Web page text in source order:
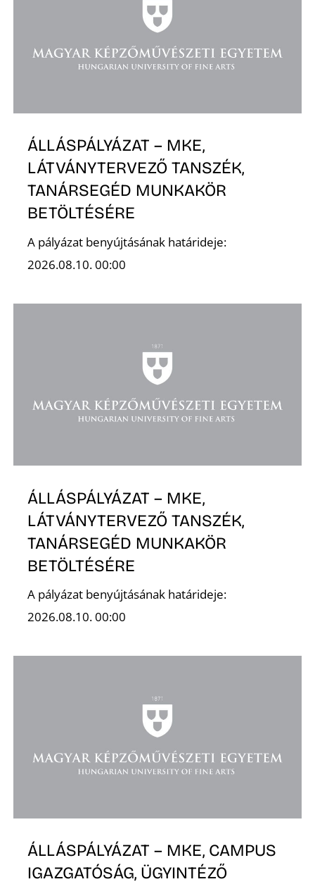
ÁLLÁSPÁLYÁZAT – MKE,
LÁTVÁNYTERVEZŐ TANSZÉK,
TANÁRSEGÉD MUNKAKÖR
BETÖLTÉSÉRE
A pályázat benyújtásának határideje:
2026.08.10. 00:00
ÁLLÁSPÁLYÁZAT – MKE,
LÁTVÁNYTERVEZŐ TANSZÉK,
TANÁRSEGÉD MUNKAKÖR
BETÖLTÉSÉRE
A pályázat benyújtásának határideje:
2026.08.10. 00:00
ÁLLÁSPÁLYÁZAT – MKE, CAMPUS
IGAZGATÓSÁG, ÜGYINTÉZŐ